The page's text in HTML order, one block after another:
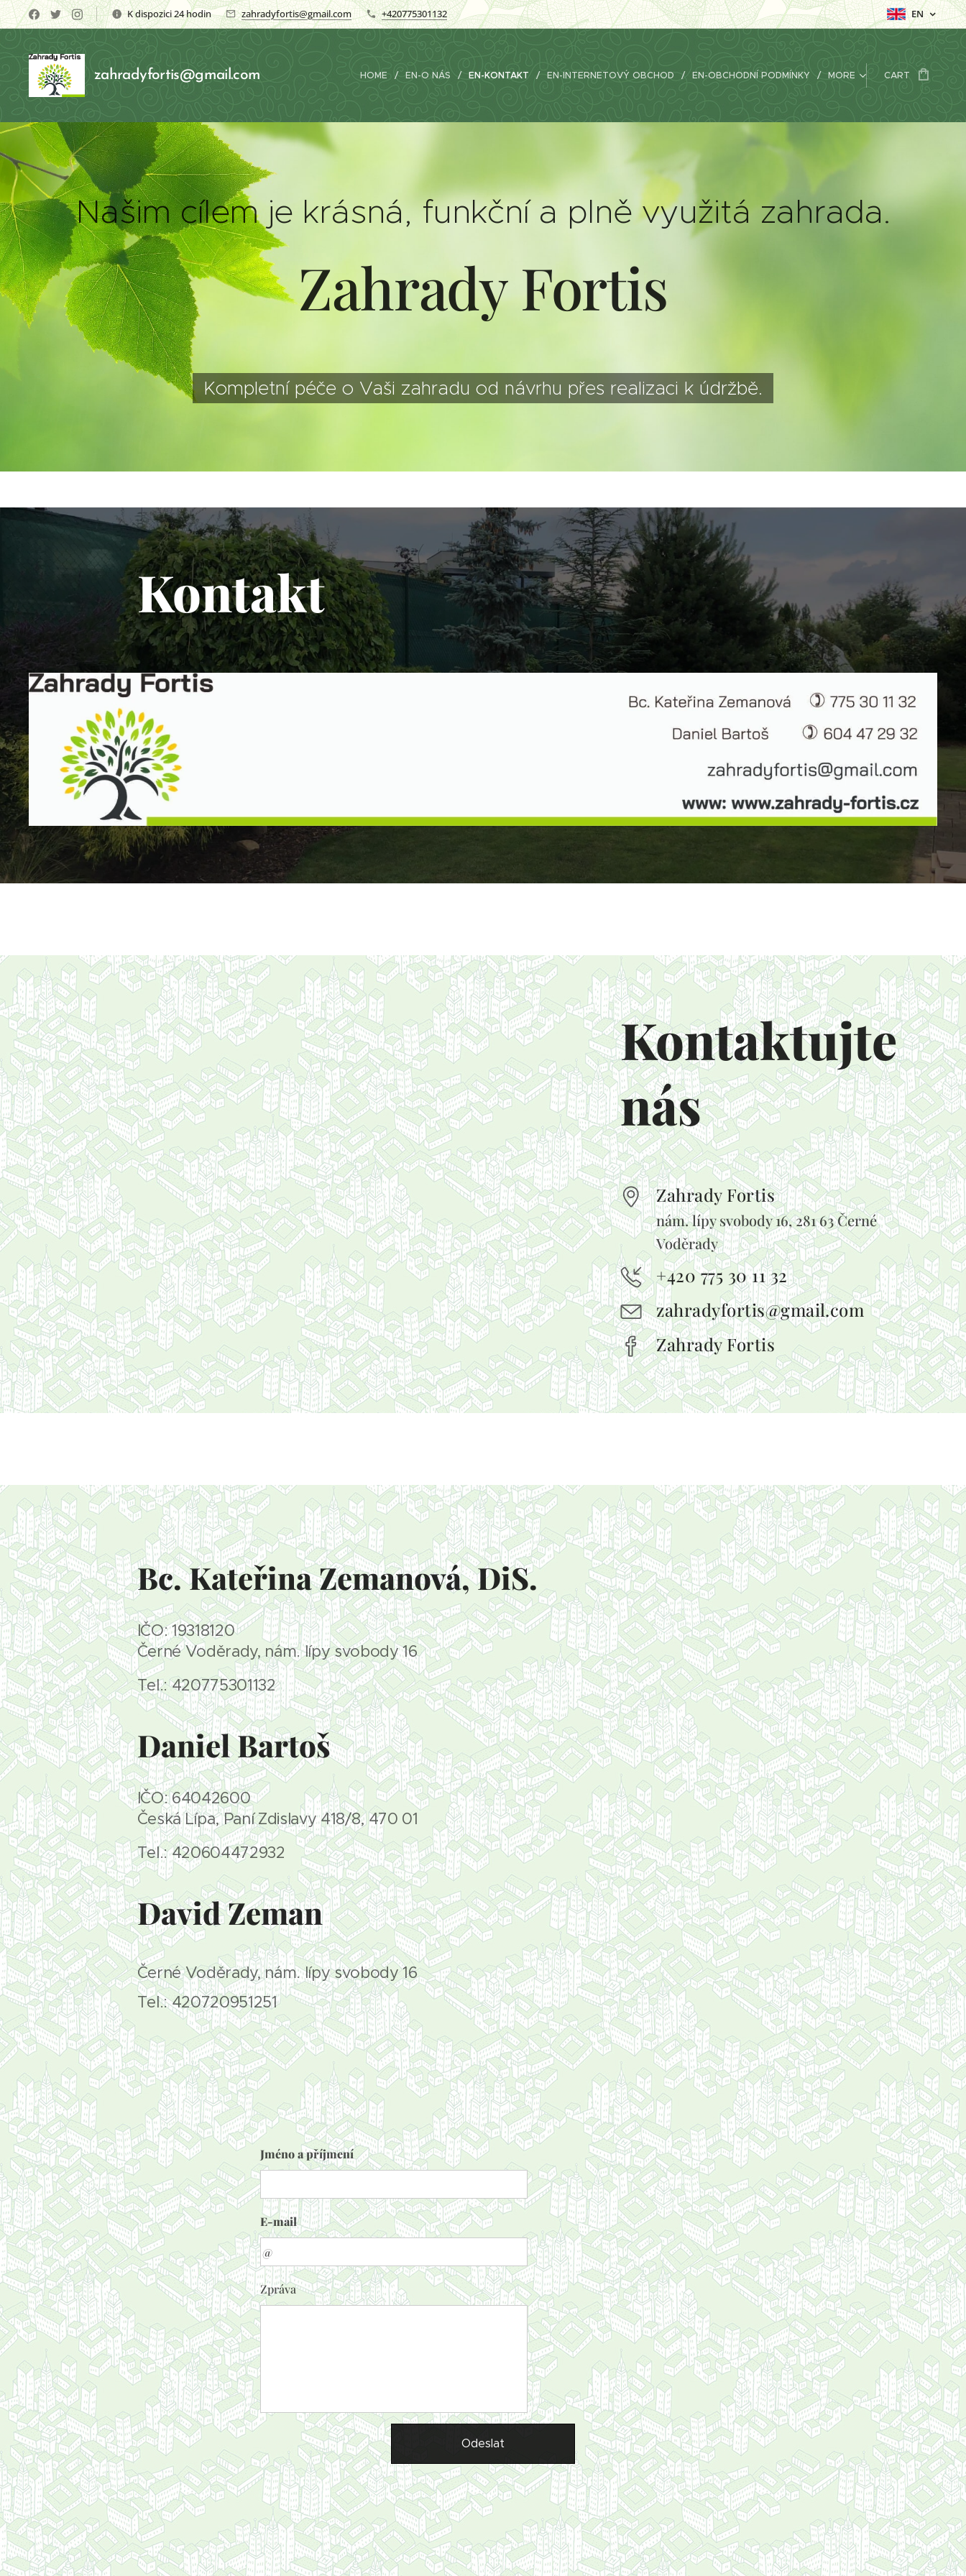
K dispozici 24 hodin zahradyfortis@gmail.com +420775301132 EN
zahradyfortis@gmail.com HOME EN-O NÁS EN-KONTAKT EN-INTERNETOVÝ OBCHOD EN-OBCHODNÍ PODMÍNKY MORE CART
Našim cílem je krásná, funkční a plně využitá zahrada.
Zahrady Fortis
Kompletní péče o Vaši zahradu od návrhu přes realizaci k údržbě.
Kontakt
Kontaktujte
nás
Zahrady Fortis
nám. lípy svobody 16, 281 63 Černé
Voděrady
+420 775 30 11 32
zahradyfortis@gmail.com
Zahrady Fortis
Bc. Kateřina Zemanová, DiS.
IČO: 19318120
Černé Voděrady, nám. lípy svobody 16
Tel.: 420775301132
Daniel Bartoš
IČO: 64042600
Česká Lípa, Paní Zdislavy 418/8, 470 01
Tel.: 420604472932
David Zeman
Černé Voděrady, nám. lípy svobody 16
Tel.: 420720951251
Jméno a příjmení
E-mail
Zpráva
Odeslat